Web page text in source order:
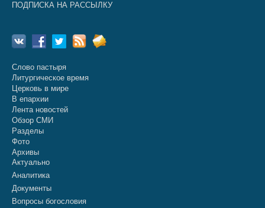
ПОДПИСКА НА РАССЫЛКУ
Слово пастыря
Литургическое время
Церковь в мире
В епархии
Лента новостей
Обзор СМИ
Разделы
Фото
Архивы
Актуально
Аналитика
Документы
Вопросы богословия